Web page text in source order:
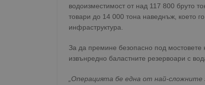
водоизместимост от над 117 800 бруто
товари до 14 000 тона наведнъж, което
инфраструктура.
За да премине безопасно под
извънредно баластните резервоари с
„Операцията бе една от най-